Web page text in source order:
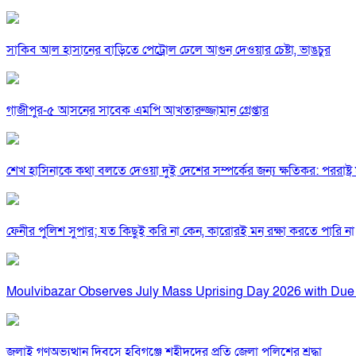
সাকিব আল হাসানের বাড়িতে পেট্রোল ঢেলে আগুন দেওয়ার চেষ্টা, ভাঙচুর
গাজীপুর-৫ আসনের সাবেক এমপি আখতারুজ্জামান গ্রেপ্তার
শেখ হাসিনাকে কথা বলতে দেওয়া দুই দেশের সম্পর্কের জন্য ক্ষতিকর: পররাষ্ট্র
ফেনীর পুলিশ সুপার; যত কিছুই করি না কেন, কারোরই মন রক্ষা করতে পারি না
Moulvibazar Observes July Mass Uprising Day 2026 with
জুলাই গণঅভ্যুত্থান দিবসে হবিগঞ্জে শহীদদের প্রতি জেলা পুলিশের শ্রদ্ধা